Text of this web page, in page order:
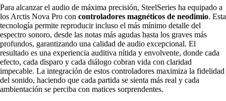
Para alcanzar el audio de máxima precisión, SteelSeries ha equipado a
los Arctis Nova Pro con controladores magnéticos de neodimio. Esta
tecnología permite reproducir incluso el más mínimo detalle del
espectro sonoro, desde las notas más agudas hasta los graves más
profundos, garantizando una calidad de audio excepcional. El
resultado es una experiencia auditiva nítida y envolvente, donde cada
efecto, cada disparo y cada diálogo cobran vida con claridad
impecable. La integración de estos controladores maximiza la fidelidad
del sonido, haciendo que cada partida se sienta más real y cada
ambientación se perciba con matices sorprendentes.